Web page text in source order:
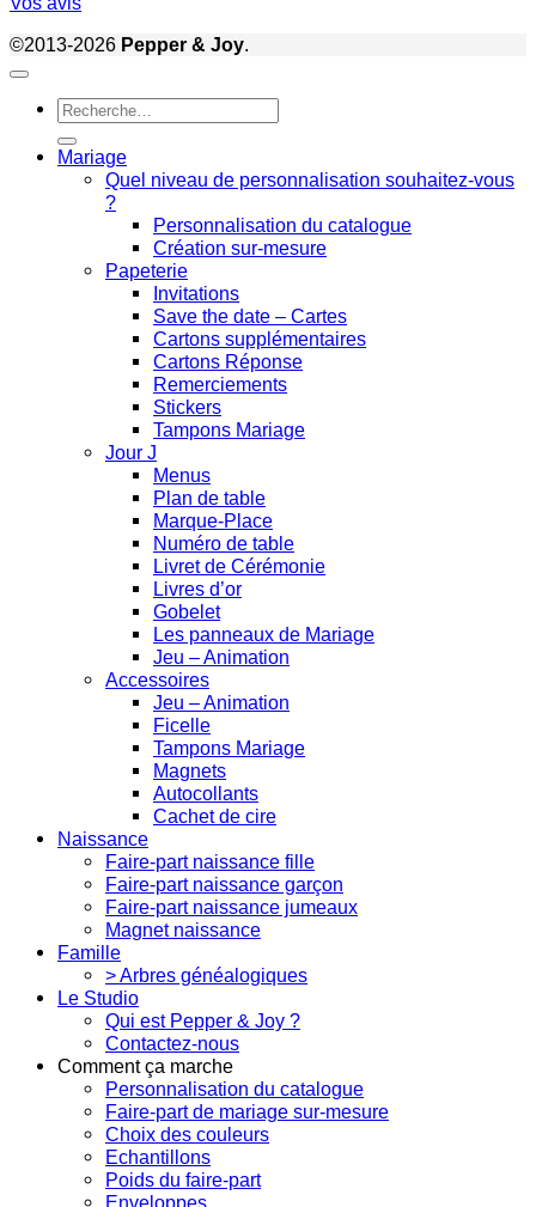
©2013-2026 Pepper & Joy.
Recherche
pour :
Mariage
Quel niveau de personnalisation souhaitez-vous
?
Personnalisation du catalogue
Création sur-mesure
Papeterie
Invitations
Save the date – Cartes
Cartons supplémentaires
Cartons Réponse
Remerciements
Stickers
Tampons Mariage
Jour J
Menus
Plan de table
Marque-Place
Numéro de table
Livret de Cérémonie
Livres d’or
Gobelet
Les panneaux de Mariage
Jeu – Animation
Accessoires
Jeu – Animation
Ficelle
Tampons Mariage
Magnets
Autocollants
Cachet de cire
Naissance
Faire-part naissance fille
Faire-part naissance garçon
Faire-part naissance jumeaux
Magnet naissance
Famille
> Arbres généalogiques
Le Studio
Qui est Pepper & Joy ?
Contactez-nous
Comment ça marche
Personnalisation du catalogue
Faire-part de mariage sur-mesure
Choix des couleurs
Echantillons
Poids du faire-part
Enveloppes